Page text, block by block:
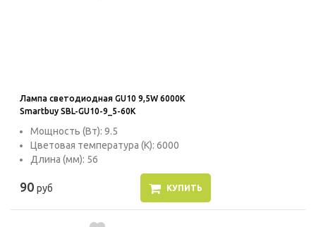
Лампа светодиодная GU10 9,5W 6000K
Smartbuy SBL-GU10-9_5-60K
Мощность (Вт): 9.5
Цветовая температура (К): 6000
Длина (мм): 56
90 руб КУПИТЬ